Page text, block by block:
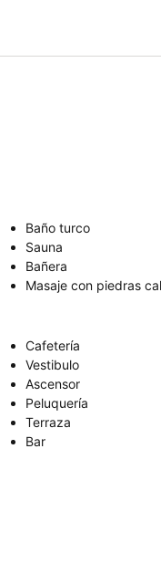
Baño turco
Sauna
Bañera
Masaje con piedras
Cafetería
Vestibulo
Ascensor
Peluquería
Terraza
Bar